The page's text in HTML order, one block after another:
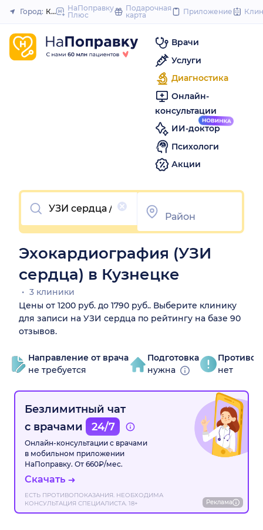
to
Закрыть
Город: КузнецкНаПоправку
Плюс
Подарочная
карта
Приложение
Врачи
Услуги
Диагностика
Онлайн-
консультации
ИИ-доктор
Психологи
Акции
Очистить
Эхокардиография (УЗИ
сердца) в Кузнецке
3 клиники
Цены от 1200 руб. до 1790 руб.. Выберите клинику
для записи на УЗИ сердца по рейтингу на базе 90
отзывов.
Направление от врача
не требуется
Подготовка
нужна
нет
Безлимитный чат
с врачами
24/7
Онлайн-консультации с врачами
в мобильном приложении
НаПоправку. От 660₽/мес.
Скачать
ЕСТЬ ПРОТИВОПОКАЗАНИЯ. НЕОБХОДИМА
КОНСУЛЬТАЦИЯ СПЕЦИАЛИСТА. 18+
Реклама